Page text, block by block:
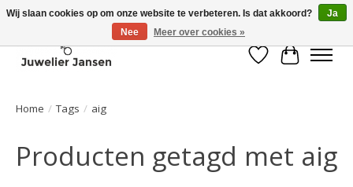
Verlanglijst
Home / Tags / aig
Producten getagd met aig
Wij slaan cookies op om onze website te verbeteren. Is dat akkoord?
Ja
Nee
Meer over cookies »